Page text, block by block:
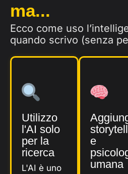
ma...
Ecco come uso
quando scrivo (senza
Utilizzo
l'AI solo
per la
ricerca
L'AI è uno
e
umana